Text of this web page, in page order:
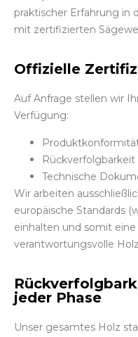
praktischer Erfahrung in
mit zertifizierten
Offizielle
Auf Anfrage stellen wir
Verfügung:
Technische
Wir arbeiten
europäische Standards
einhalten und somit
verantwortungsvolle
jeder Phase
Unser gesamtes Holz